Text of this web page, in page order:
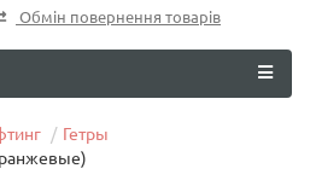
Обмін повернення товарів
Гетры